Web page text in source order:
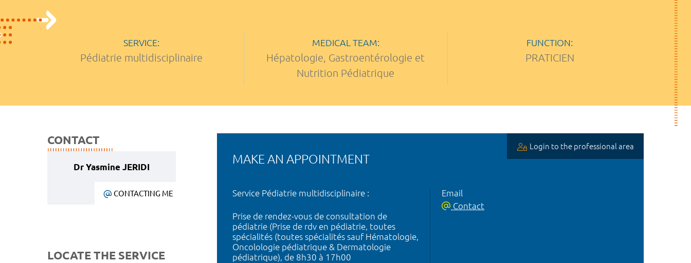
SERVICE:
Pédiatrie multidisciplinaire
MEDICAL TEAM:
Hépatologie, Gastroentérologie et
Nutrition Pédiatrique
FUNCTION:
PRATICIEN
CONTACT
Dr Yasmine JERIDI
CONTACTING ME
LOCATE THE SERVICE
MAKE AN APPOINTMENT
Login to the professional area
Service Pédiatrie multidisciplinaire :
Prise de rendez-vous de consultation de
pédiatrie (Prise de rdv en pédiatrie, toutes
spécialités (toutes spécialités sauf Hématologie,
Oncolologie pédiatrique & Dermatologie
pédiatrique), de 8h30 à 17h00
Email
Contact